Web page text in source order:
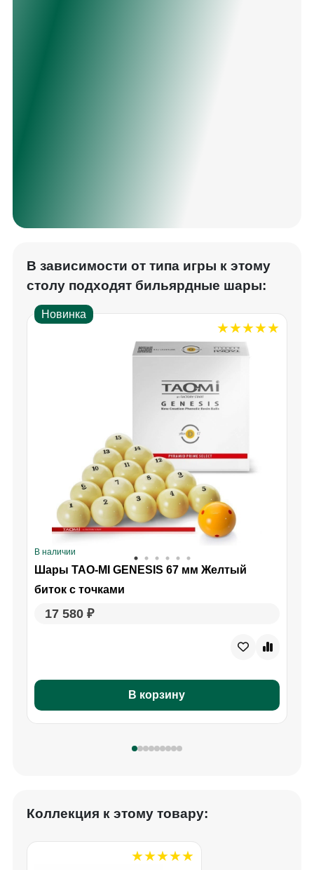
В зависимости от типа игры к этому
столу подходят бильярдные шары:
Новинка
В наличии
Шары TAO-MI GENESIS 67 мм Желтый
биток с точками
17 580 ₽
В корзину
Коллекция к этому товару: